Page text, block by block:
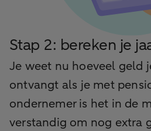
Stap 2: bereken je
Je weet nu hoeveel geld
ontvangt als je met
ondernemer is het in de
verstandig om nog extra